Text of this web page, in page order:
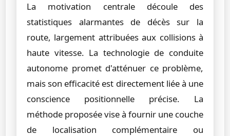
La motivation centrale découle des
statistiques alarmantes de décès sur la
route, largement attribuées aux collisions à
haute vitesse. La technologie de conduite
autonome promet d'atténuer ce problème,
mais son efficacité est directement liée à une
conscience positionnelle précise. La
méthode proposée vise à fournir une couche
de localisation complémentaire ou